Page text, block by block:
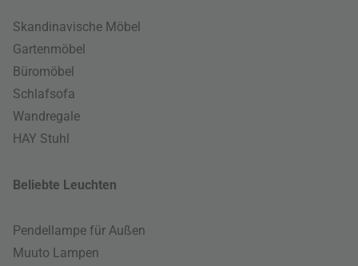
Skandinavische Möbel
Gartenmöbel
Büromöbel
Schlafsofa
Wandregale
HAY Stuhl
Beliebte Leuchten
Pendellampe für Außen
Muuto Lampen